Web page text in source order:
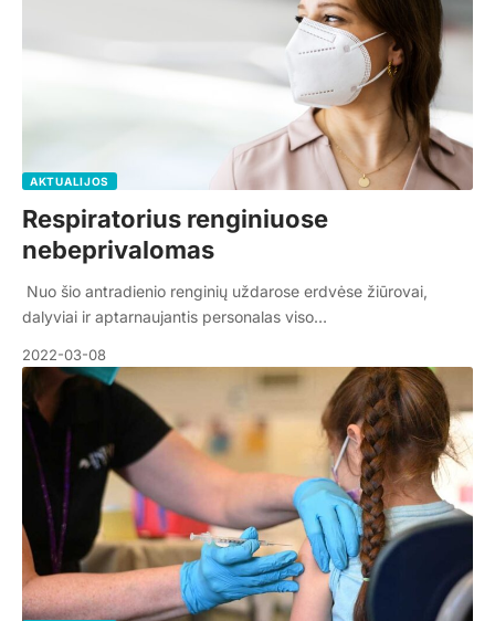
AKTUALIJOS
Respiratorius renginiuose
nebeprivalomas
Nuo šio antradienio renginių uždarose erdvėse žiūrovai,
dalyviai ir aptarnaujantis personalas viso…
2022-03-08